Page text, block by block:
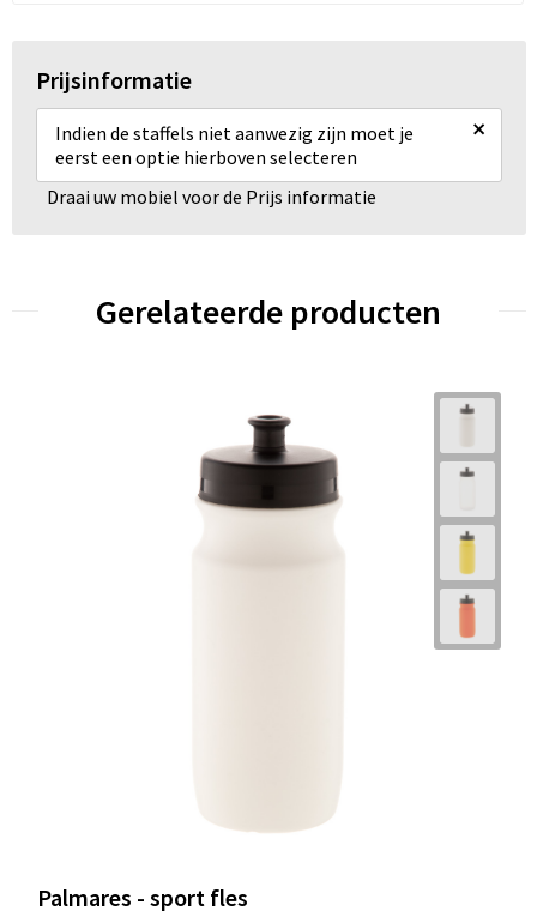
Prijsinformatie
Indien de staffels niet aanwezig zijn moet je
eerst een optie hierboven selecteren
×
Draai uw mobiel voor de Prijs informatie
Gerelateerde producten
Palmares - sport fles